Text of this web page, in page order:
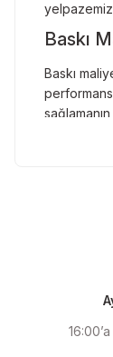
Baskı
Baskı
Maliyetleri
Orjinal